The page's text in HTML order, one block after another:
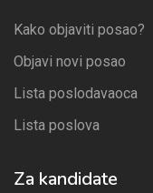
Kako objaviti posao?
Objavi novi posao
Lista poslodavaoca
Lista poslova
Za kandidate